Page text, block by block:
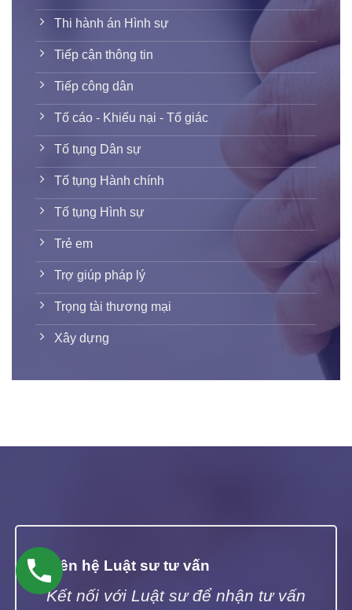
Thi hành án Hình sự
Tiếp cận thông tin
Tiếp công dân
Tố cáo - Khiếu nại - Tố giác
Tố tụng Dân sự
Tố tụng Hành chính
Tố tụng Hình sự
Trẻ em
Trợ giúp pháp lý
Trọng tài thương mại
Xây dựng
Liên hệ Luật sư tư vấn
Kết nối với Luật sư để nhận tư vấn